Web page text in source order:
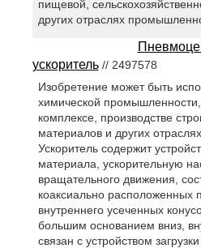
пищевой,
других отраслях
ускоритель// 2497578
Изобретение может быть
химической
комплексе, производстве
материалов и других
Ускоритель содержит
материала, ускорительную
вращательного движения,
коаксиально расположенных
внутреннего усеченных
большим основанием вниз,
связан с устройством